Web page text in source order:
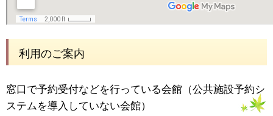
利用のご案内
窓口で予約受付などを行っている会館（公共施設予約シ
ステムを導入していない会館）